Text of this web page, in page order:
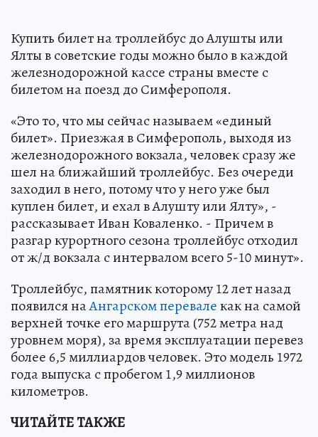
Купить билет на троллейбус до Алушты или
Ялты в советские годы можно было в каждой
железнодорожной кассе страны вместе с
билетом на поезд до Симферополя.
«Это то, что мы сейчас называем «единый
билет». Приезжая в Симферополь, выходя из
железнодорожного вокзала, человек сразу же
шел на ближайший троллейбус. Без очереди
заходил в него, потому что у него уже был
куплен билет, и ехал в Алушту или Ялту», -
рассказывает Иван Коваленко. - Причем в
разгар курортного сезона троллейбус отходил
от ж/д вокзала с интервалом всего 5-10 минут».
Троллейбус, памятник которому 12 лет назад
появился наАнгарском перевалекак на самой
верхней точке его маршрута (752 метра над
уровнем моря), за время эксплуатации перевез
более 6,5 миллиардов человек. Это модель 1972
года выпуска с пробегом 1,9 миллионов
километров.
ЧИТАЙТЕ ТАКЖЕ